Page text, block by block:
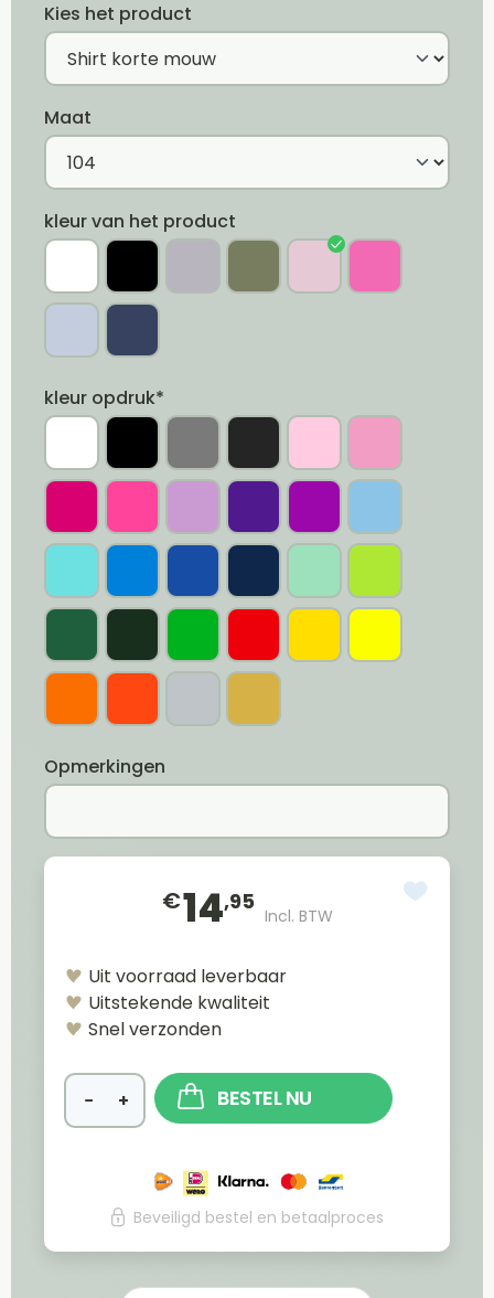
Kies het product
Maat
kleur van het product
kleur opdruk*
Opmerkingen
€14,95
Incl. BTW
Uit voorraad leverbaar
Uitstekende kwaliteit
Snel verzonden
− + BESTEL NU
Beveiligd bestel en betaalproces